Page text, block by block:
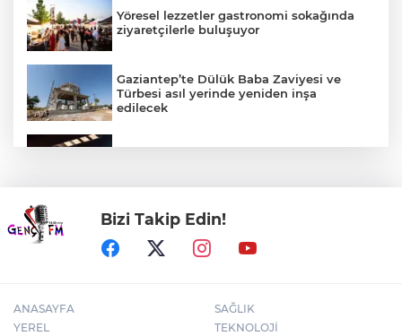
Yöresel lezzetler gastronomi sokağında
ziyaretçilerle buluşuyor
Gaziantep’te Dülük Baba Zaviyesi ve
Türbesi asıl yerinde yeniden inşa
edilecek
KOBİ’ler siber suçluların yeni hedefi
Bizi Takip Edin!
ANASAYFA
YEREL
SAĞLIK
TEKNOLOJİ